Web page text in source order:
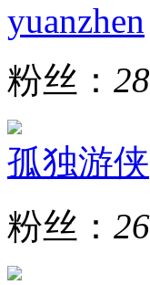
yuanzhen
粉丝：
孤独游侠
粉丝：